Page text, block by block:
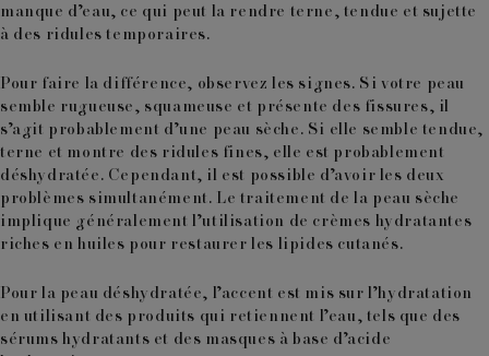
manque d’eau, ce qui peut la rendre terne, tendue et sujette
à des ridules temporaires.
Pour faire la différence, observez les signes. Si votre peau
semble rugueuse, squameuse et présente des fissures, il
s’agit probablement d’une peau sèche. Si elle semble tendue,
terne et montre des ridules fines, elle est probablement
déshydratée. Cependant, il est possible d’avoir les deux
problèmes simultanément. Le traitement de la peau sèche
implique généralement l’utilisation de crèmes hydratantes
riches en huiles pour restaurer les lipides cutanés.
Pour la peau déshydratée, l’accent est mis sur l’hydratation
en utilisant des produits qui retiennent l’eau, tels que des
sérums hydratants et des masques à base d’acide